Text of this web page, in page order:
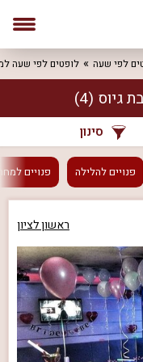
לפי שעה לופטים לפי שעה
גיוס (4)
סינון
פנוייםלהלילה פנויים
ראשון לציון